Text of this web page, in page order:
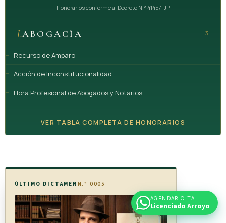
Honorarios conforme al Decreto N.° 41457-JP
I.ABOGACÍA 3
Recurso de Amparo
Acción de Inconstitucionalidad
Hora Profesional de Abogados y Notarios
VER TABLA COMPLETA DE HONORARIOS
ÚLTIMO DICTAMEN N.° 0005
AGENDAR CITA
Licenciado Arroyo